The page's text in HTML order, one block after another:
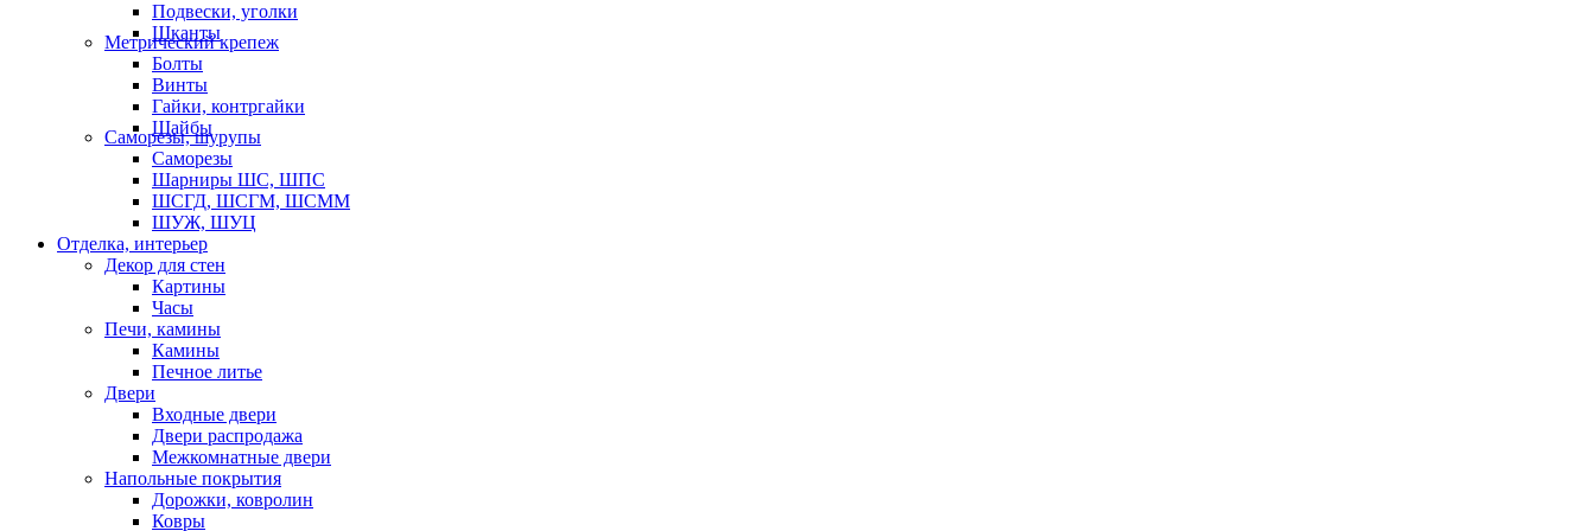
Подвески, уголки
Шканты
Метрический крепеж
Болты
Винты
Гайки, контргайки
Шайбы
Саморезы, шурупы
Саморезы
Шарниры ШС, ШПС
ШСГД, ШСГМ, ШСММ
ШУЖ, ШУЦ
Отделка, интерьер
Декор для стен
Картины
Часы
Печи, камины
Камины
Печное литье
Двери
Входные двери
Двери распродажа
Межкомнатные двери
Напольные покрытия
Дорожки, ковролин
Ковры